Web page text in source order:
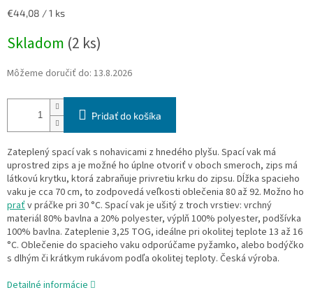
Jednotková
€44,08 / 1 ks
Skladom (2 ks)
Môžeme doručiť do: 13.8.2026
Pridať do košíka
Zateplený spací vak s nohavicami z hnedého plyšu. Spací vak má
uprostred zips a je možné ho úplne otvoriť v oboch smeroch, zips má
látkovú krytku, ktorá zabraňuje privretiu krku do zipsu. Dĺžka spacieho
vaku je cca 70 cm, to zodpovedá veľkosti oblečenia 80 až 92. Možno ho
praťv práčke pri 30 °C. Spací vak je ušitý z troch vrstiev: vrchný
materiál 80% bavlna a 20% polyester, výplň 100% polyester, podšívka
100% bavlna. Zateplenie 3,25 TOG, ideálne pri okolitej teplote 13 až 16
°C. Oblečenie do spacieho vaku odporúčame pyžamko, alebo bodýčko
s dlhým či krátkym rukávom podľa okolitej teploty. Česká výroba.
Detailné informácie